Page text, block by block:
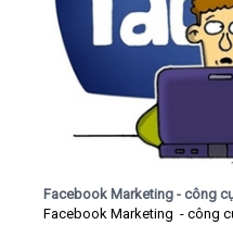
Facebook Marketing - công
Facebook Marketing - công